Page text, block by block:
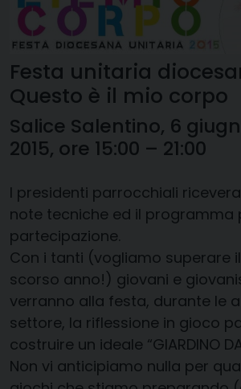
Festa unitaria
Questo è il mio corpo
Salice Salentino, 6
2015, ore 15:00 – 21:00
I presidenti parrocchiali
note tecniche ed il programma
partecipazione.
Con i tanti (vogliamo superare
scorso anno!) giovani e
verranno alla festa, durante le
settore, la riflessione in gioco
costruire un ideale “GIARDINO DA
Non vi anticipiamo nulla per